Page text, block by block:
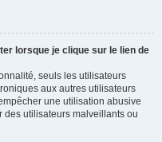
lorsque je clique sur le lien de
seuls les utilisateurs
aux autres utilisateurs
une utilisation abusive
utilisateurs malveillants ou